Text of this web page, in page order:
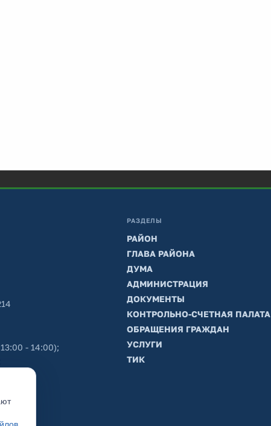
- 14:00);
РАЗДЕЛЫ
РАЙОН
ГЛАВА РАЙОНА
ДУМА
АДМИНИСТРАЦИЯ
ДОКУМЕНТЫ
КОНТРОЛЬНО-СЧЕТНАЯ ПАЛАТА
ОБРАЩЕНИЯ ГРАЖДАН
УСЛУГИ
ТИК